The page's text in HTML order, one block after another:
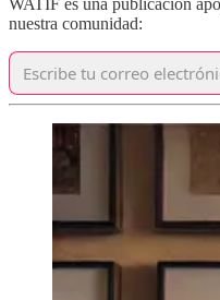
nuestra comunidad: